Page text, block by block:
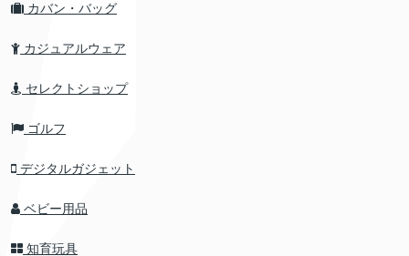
カバン・バッグ
カジュアルウェア
セレクトショップ
ゴルフ
デジタルガジェット
ベビー用品
知育玩具